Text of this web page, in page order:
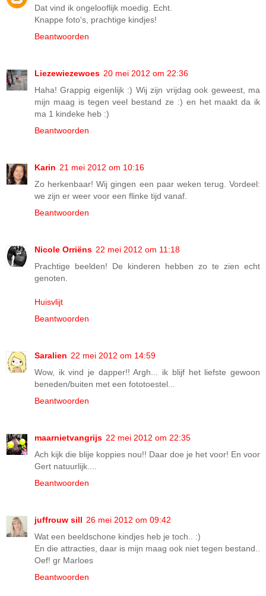
Dat vind ik ongelooflijk moedig. Echt.
Knappe foto's, prachtige kindjes!
Beantwoorden
Liezewiezewoes 20 mei 2012 om 22:36
Haha! Grappig eigenlijk :) Wij zijn vrijdag ook geweest, ma
mijn maag is tegen veel bestand ze :) en het maakt da ik
ma 1 kindeke heb :)
Beantwoorden
Karin 21 mei 2012 om 10:16
Zo herkenbaar! Wij gingen een paar weken terug. Vordeel:
we zijn er weer voor een flinke tijd vanaf.
Beantwoorden
Nicole Orriëns 22 mei 2012 om 11:18
Prachtige beelden! De kinderen hebben zo te zien echt
genoten.
Huisvlijt
Beantwoorden
Saralien 22 mei 2012 om 14:59
Wow, ik vind je dapper!! Argh... ik blijf het liefste gewoon
beneden/buiten met een fototoestel...
Beantwoorden
maarnietvangrijs 22 mei 2012 om 22:35
Ach kijk die blije koppies nou!! Daar doe je het voor! En voor
Gert natuurlijk....
Beantwoorden
juffrouw sill 26 mei 2012 om 09:42
Wat een beeldschone kindjes heb je toch.. :)
En die attracties, daar is mijn maag ook niet tegen bestand..
Oef! gr Marloes
Beantwoorden